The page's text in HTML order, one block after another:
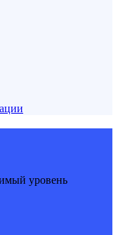
уровень